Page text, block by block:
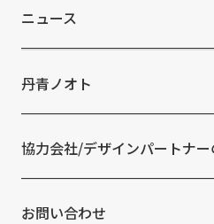
IRライブラリ
コーポレートガバナンス
IRニュース
よくあるご質問
トップコミットメント
マテリアリティ
ESGの取り組み：E（環境）
ESGの取り組み：S（社会）
ESGの取り組み：G（ガバナンス
統合報告書
サステナビリティデータ
ニュース
お知らせ
ニュースリリース
丹青ノオト
協力会社/デザインパートナ
お問い合わせ